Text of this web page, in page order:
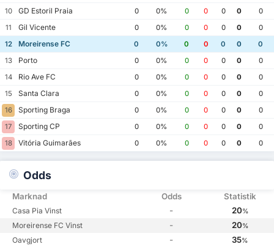
10
GD Estoril Praia 0 0% 0 0 0 0
0
11
Gil Vicente 0 0% 0 0 0 0
0
12
Moreirense FC 0 0% 0 0 0 0
0
13
Porto 0 0% 0 0 0 0
0
14
Rio Ave FC 0 0% 0 0 0 0
0
15
Santa Clara 0 0% 0 0 0 0
0
16
Sporting Braga 0 0% 0 0 0 0
0
17
Sporting CP 0 0% 0 0 0 0
0
18
Vitória Guimarães 0 0% 0 0 0 0 0
Odds
Marknad Odds Statistik
Casa Pia Vinst - 20%
Moreirense FC Vinst - 20%
Oavgjort - 35%